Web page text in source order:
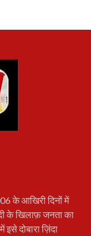
के आखिरी दिनों में
के खिलाफ़ जनता का
दोबारा ज़िंदा